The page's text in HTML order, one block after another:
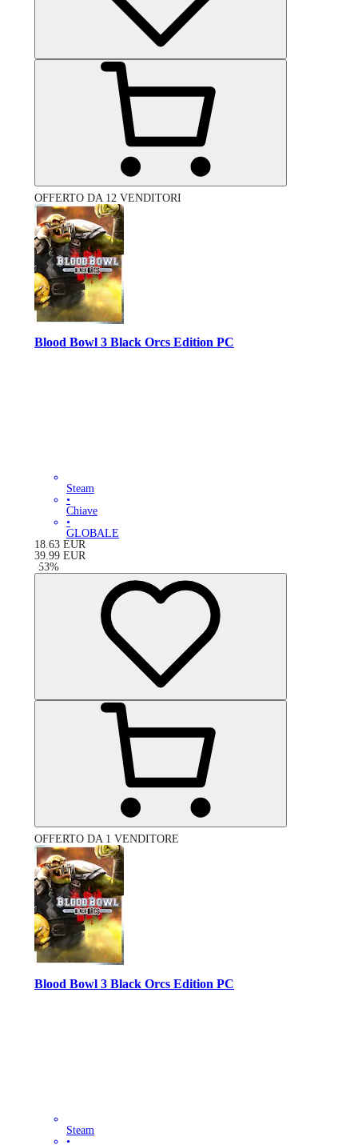
OFFERTO DA 12 VENDITORI
Blood Bowl 3 Black Orcs Edition PC
Steam
•
Chiave
•
GLOBALE
18.63 EUR
39.99 EUR
-53%
OFFERTO DA 1 VENDITORE
Blood Bowl 3 Black Orcs Edition PC
Steam
•